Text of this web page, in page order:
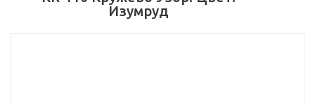
Изумруд